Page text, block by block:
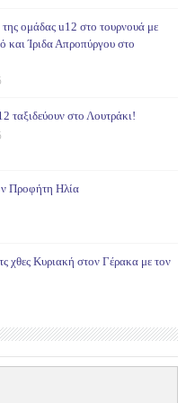
ομάδας u12 στο τουρνουά με
και Ίριδα Απροπύργου στο
ταξιδεύουν στο Λουτράκι!
Προφήτη Ηλία
χθες Κυριακή στον Γέρακα με τον